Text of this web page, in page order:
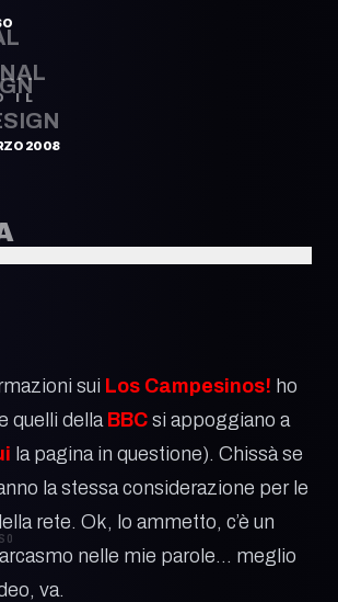
IL
2008
sui Los Campesinos! ho
quelli della BBC si appoggiano a
la pagina in questione). Chissà se
la stessa considerazione per le
rete. Ok, lo ammetto, c’è un
nelle mie parole… meglio
va.